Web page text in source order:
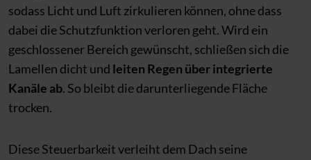
sodass Licht und Luft zirkulieren können, ohne dass
dabei die Schutzfunktion verloren geht. Wird ein
geschlossener Bereich gewünscht, schließen sich die
Lamellen dicht und leiten Regen über integrierte
Kanäle ab. So bleibt die darunterliegende Fläche
trocken.
Diese Steuerbarkeit verleiht dem Dach seine